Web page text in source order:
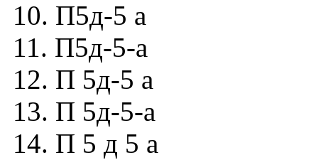
10. П5д-5 а
11. П5д-5-а
12. П 5д-5 а
13. П 5д-5-а
14. П 5 д 5 а